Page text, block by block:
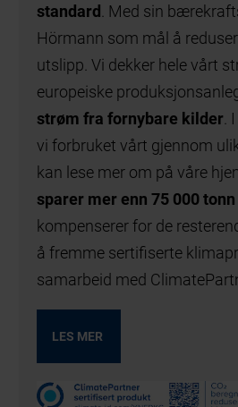
standard . Med sin
Hörmann som mål å
utslipp. Vi dekker hele vårt
europeiske
strøm fra fornybare kilder
vi forbruket vårt gjennom
kan lese mer om på våre
sparer mer enn 75 000 tonn
kompenserer for de
å fremme sertifiserte
samarbeid med
LES MER